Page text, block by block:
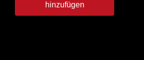
hinzufügen